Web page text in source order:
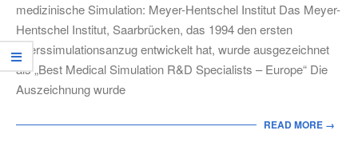
medizinische Simulation: Meyer-Hentschel Institut Das Meyer-
Hentschel Institut, Saarbrücken, das 1994 den ersten
Alterssimulationsanzug entwickelt hat, wurde ausgezeichnet
als „Best Medical Simulation R&D Specialists – Europe“ Die
Auszeichnung wurde
READ MORE →